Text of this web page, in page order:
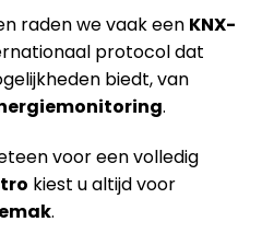
raden we vaak een KNX-
protocol dat
biedt, van
.
voor een volledig
kiest u altijd voor
.